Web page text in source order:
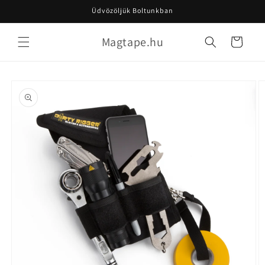
Üdvözöljük Boltunkban
Magtape.hu Cart
product
information